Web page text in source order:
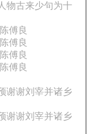
物古来少句为十
傅良
傅良
傅良
傅良
谢谢刘宰并诸乡
谢谢刘宰并诸乡